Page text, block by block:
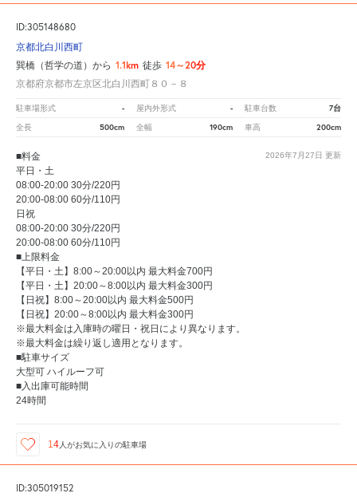
ID:305148680
京都北白川西町
巽橋（哲学の道）から 1.1km 徒歩 14～20分
京都府京都市左京区北白川西町８０－８
駐車場形式 - 屋内外形式 - 駐車台数 7台
全長 500cm 全幅 190cm 車高 200cm
2026年7月27日 更新
■料金
平日・土
08:00-20:00 30分/220円
20:00-08:00 60分/110円
日祝
08:00-20:00 30分/220円
20:00-08:00 60分/110円
■上限料金
【平日・土】8:00～20:00以内 最大料金700円
【平日・土】20:00～8:00以内 最大料金300円
【日祝】8:00～20:00以内 最大料金500円
【日祝】20:00～8:00以内 最大料金300円
※最大料金は入庫時の曜日・祝日により異なります。
※最大料金は繰り返し適用となります。
■駐車サイズ
大型可 ハイルーフ可
■入出庫可能時間
24時間
14 人がお気に入りの駐車場
ID:305019152